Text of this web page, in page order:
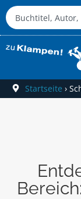
Startseite ›